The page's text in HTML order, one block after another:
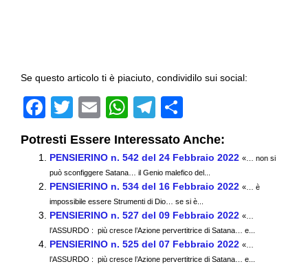
Se questo articolo ti è piaciuto, condividilo sui social:
F
c
e
b
o
o
k
T
wi
tt
er
E
m
ail
W
at
s
A
p
p
T
el
e
gr
a
m
o
n
di
vi
di
Potresti Essere Interessato Anche:
PENSIERINO n. 542 del 24 Febbraio 2022 «… non si
può sconfiggere Satana… il Genio malefico del...
PENSIERINO n. 534 del 16 Febbraio 2022 «… è
impossibile essere Strumenti di Dio… se si è...
PENSIERINO n. 527 del 09 Febbraio 2022 «…
l’ASSURDO : più cresce l’Azione pervertitrice di Satana… e...
PENSIERINO n. 525 del 07 Febbraio 2022 «…
l’ASSURDO : più cresce l’Azione pervertitrice di Satana… e...